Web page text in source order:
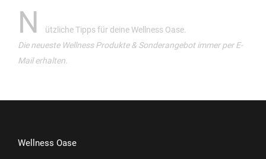
N
ützliche Tipps für deine Wellness Oase.
Die neueste Wellness Produkte & Sonderangebot immer per E-
Mail erhalten.
Wellness Oase